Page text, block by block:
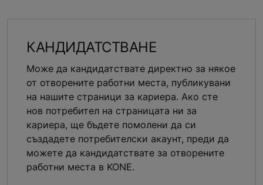
КАНДИДАТСТВАНЕ
Може да кандидатствате директно за някое
от отворените работни места, публикувани
на нашите страници за кариера. Ако сте
нов потребител на страницата ни за
кариера, ще бъдете помолени да си
създадете потребителски акаунт, преди да
можете да кандидатствате за отворените
работни места в KONE.